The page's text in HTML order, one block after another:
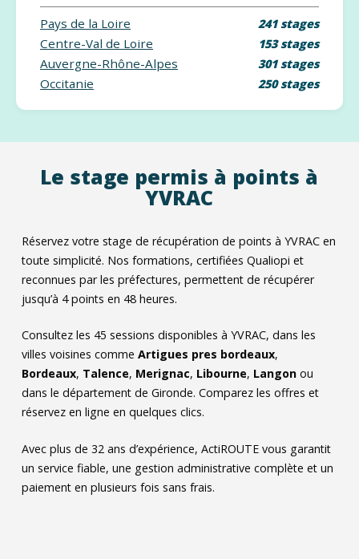
Pays de la Loire 241 stages
Centre-Val de Loire 153 stages
Auvergne-Rhône-Alpes 301 stages
Occitanie 250 stages
Le stage permis à points à
YVRAC
Réservez votre stage de récupération de points à YVRAC en
toute simplicité. Nos formations, certifiées Qualiopi et
reconnues par les préfectures, permettent de récupérer
jusqu’à 4 points en 48 heures.
Consultez les 45 sessions disponibles à YVRAC, dans les
villes voisines comme Artigues pres bordeaux,
Bordeaux, Talence, Merignac, Libourne, Langonou
dans le département de Gironde. Comparez les offres et
réservez en ligne en quelques clics.
Avec plus de 32 ans d’expérience, ActiROUTE vous garantit
un service fiable, une gestion administrative complète et un
paiement en plusieurs fois sans frais.